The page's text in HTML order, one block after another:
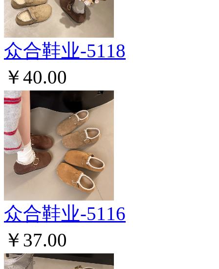
众合鞋业-5118
￥40.00
众合鞋业-5116
￥37.00